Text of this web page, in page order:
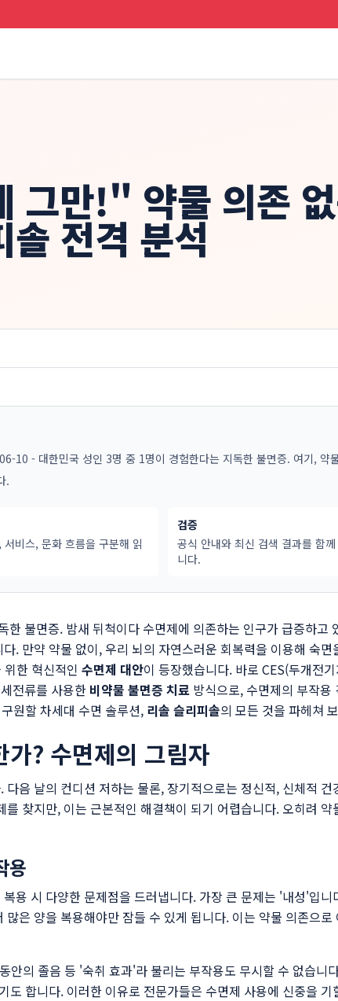
그만!" 약물 의존
전격 분석
10 - 대한민국 성인 3명 중 1명이 경험한다는 지독한 불면증. 여기, 약
.
서비스, 문화 흐름을 구분해 읽
검증
공식 안내와 최신 검색 결과를 함
니다.
불면증. 밤새 뒤척이다 수면제에 의존하는 인구가 급증하고
. 만약 약물 없이, 우리 뇌의 자연스러운 회복력을 이용해 숙면
한 혁신적인 수면제 대안이 등장했습니다. 바로 CES(두개전
전류를 사용한 비약물 불면증 치료 방식으로, 수면제의 부작용
원할 차세대 수면 솔루션, 리솔 슬리피솔의 모든 것을 파헤쳐
? 수면제의 그림자
음 날의 컨디션 저하는 물론, 장기적으로는 정신적, 신체적 건
찾지만, 이는 근본적인 해결책이 되기 어렵습니다. 오히려 약
용
용 시 다양한 문제점을 드러냅니다. 가장 큰 문제는 '내성'입니
은 양을 복용해야만 잠들 수 있게 됩니다. 이는 약물 의존으로
안의 졸음 등 '숙취 효과'라 불리는 부작용도 무시할 수 없습니
합니다. 이러한 이유로 전문가들은 수면제 사용에 신중을 기